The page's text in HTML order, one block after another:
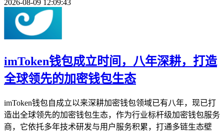
2026-08-09 12:09:43
imToken钱包成立时间，八年深耕，打造
全球领先的加密钱包生态
imToken钱包自成立以来深耕加密钱包领域已有八年，现已打
造出全球领先的加密钱包生态，作为行业标杆级加密钱包服务
商，它依托多年技术研发与用户服务积累，打通多链生态壁